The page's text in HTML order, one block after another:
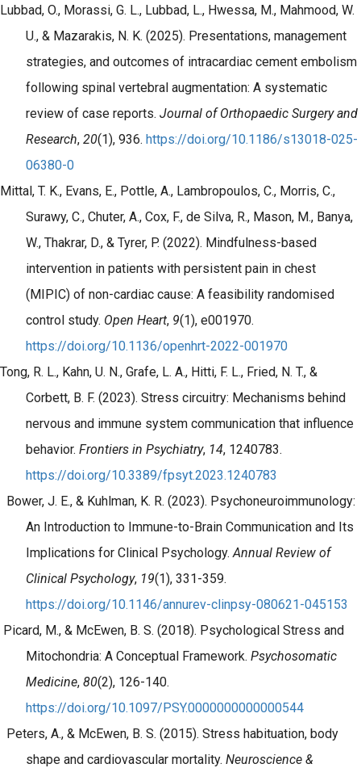
Lubbad, O., Morassi, G. L., Lubbad, L., Hwessa, M., Mahmood, W.
U., & Mazarakis, N. K. (2025). Presentations, management
strategies, and outcomes of intracardiac cement embolism
following spinal vertebral augmentation: A systematic
review of case reports. Journal of Orthopaedic Surgery and
Research, 20(1), 936. https://doi.org/10.1186/s13018-025-
06380-0
Mittal, T. K., Evans, E., Pottle, A., Lambropoulos, C., Morris, C.,
Surawy, C., Chuter, A., Cox, F., de Silva, R., Mason, M., Banya,
W., Thakrar, D., & Tyrer, P. (2022). Mindfulness-based
intervention in patients with persistent pain in chest
(MIPIC) of non-cardiac cause: A feasibility randomised
control study. Open Heart, 9(1), e001970.
https://doi.org/10.1136/openhrt-2022-001970
Tong, R. L., Kahn, U. N., Grafe, L. A., Hitti, F. L., Fried, N. T., &
Corbett, B. F. (2023). Stress circuitry: Mechanisms behind
nervous and immune system communication that influence
behavior. Frontiers in Psychiatry, 14, 1240783.
https://doi.org/10.3389/fpsyt.2023.1240783
Bower, J. E., & Kuhlman, K. R. (2023). Psychoneuroimmunology:
An Introduction to Immune-to-Brain Communication and Its
Implications for Clinical Psychology.Annual Review of
Clinical Psychology, 19(1), 331-359.
https://doi.org/10.1146/annurev-clinpsy-080621-045153
Picard, M., & McEwen, B. S. (2018). Psychological Stress and
Mitochondria: A Conceptual Framework. Psychosomatic
Medicine, 80(2), 126-140.
https://doi.org/10.1097/PSY.0000000000000544
Peters, A., & McEwen, B. S. (2015). Stress habituation, body
shape and cardiovascular mortality. Neuroscience &